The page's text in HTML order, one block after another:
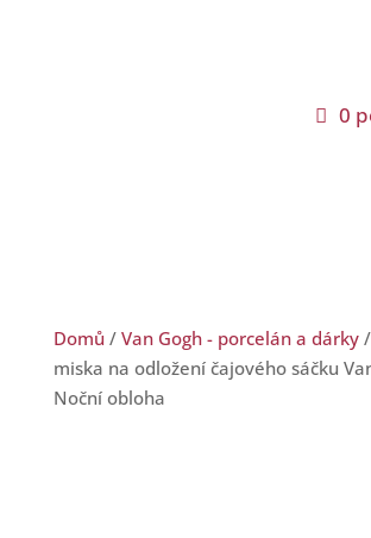
0
Domů/ Van Gogh - porcelán a dárky/
miska na odložení čajového sáčku
Noční obloha